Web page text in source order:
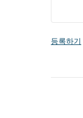
등록하기